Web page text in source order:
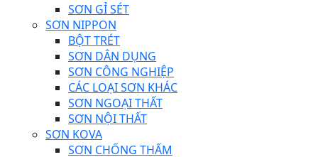
SƠN GỈ SÉT
SƠN NIPPON
BỘT TRÉT
SƠN DÂN DỤNG
SƠN CÔNG NGHIỆP
CÁC LOẠI SƠN KHÁC
SƠN NGOẠI THẤT
SƠN NỘI THẤT
SƠN KOVA
SƠN CHỐNG THẤM